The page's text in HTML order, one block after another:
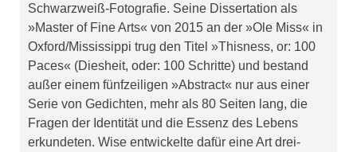
Schwarzweiß-Fotografie. Seine Dissertation als
»Master of Fine Arts« von 2015 an der »Ole Miss« in
Oxford/Mississippi trug den Titel »Thisness, or: 100
Paces« (Diesheit, oder: 100 Schritte) und bestand
außer einem fünfzeiligen »Abstract« nur aus einer
Serie von Gedichten, mehr als 80 Seiten lang, die
Fragen der Identität und die Essenz des Lebens
erkundeten. Wise entwickelte dafür eine Art drei-